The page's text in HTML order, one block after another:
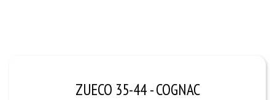
ZUECO 35-44 - COGNAC